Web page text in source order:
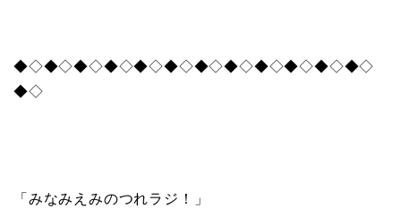
◆◇◆◇◆◇◆◇◆◇◆◇◆◇◆◇◆◇◆◇◆◇◆◇
◆◇
「みなみえみのつれラジ！」